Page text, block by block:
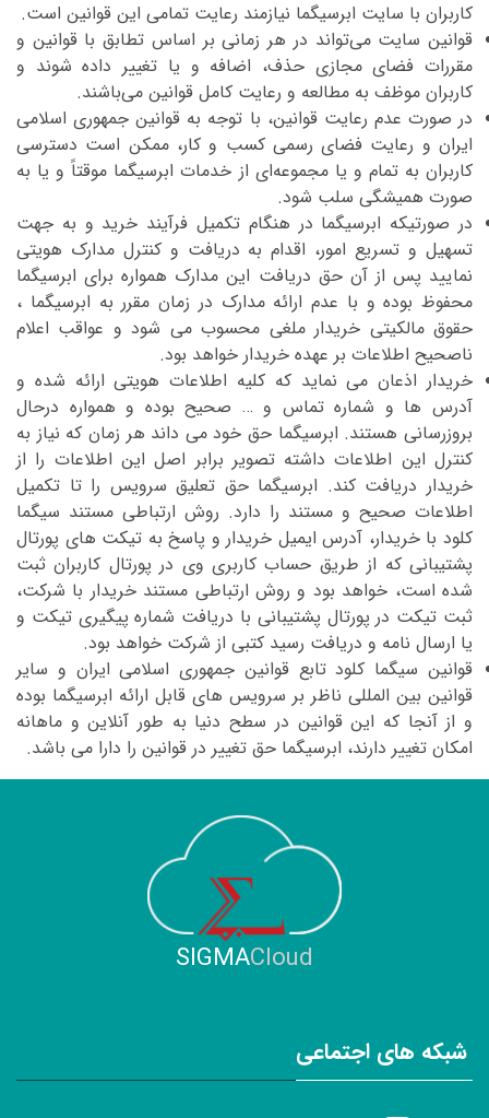
کاربران با سایت ابرسیگما نیازمند رعایت تمامی این قوانین است.
قوانین سایت می‌تواند در هر زمانی بر اساس تطابق با قوانین و
مقررات فضای مجازی حذف، اضافه و یا تغییر داده شوند و
کاربران موظف به مطالعه و رعایت کامل قوانین می‌باشند.
در صورت عدم رعایت قوانین، با توجه به قوانین جمهوری اسلامی
ایران و رعایت فضای رسمی کسب و کار، ممکن است دسترسی
کاربران به تمام و یا مجموعه‌ای از خدمات ابرسیگما موقتاً و یا به
صورت همیشگی سلب شود.
در صورتیکه ابرسیگما در هنگام تکمیل ‫فرآیند خرید و به جهت
تسهیل و تسریع امور، اقدام به دریافت و کنترل مدارک هویتی
نمایید پس از ‫آن حق دریافت این مدارک همواره برای ابرسیگما
محفوظ بوده و با عدم ارائه مدارک در زمان مقرر ‫به ابرسیگما ،
حقوق مالکیتی خریدار ملغی محسوب می شود و عواقب اعلام
ناصحیح اطلاعات بر عهده خریدار خواهد بود.‬‬‬
خریدار اذعان می نماید که کلیه اطلاعات هویتی ارائه شده و
آدرس ها و شماره تماس و … صحیح بوده و همواره درحال
بروزرسانی هستند. ابرسیگما حق خود می داند هر زمان که نیاز به
کنترل این اطلاعات داشته تصویر برابر اصل این اطلاعات را از
خریدار دریافت کند. ابرسیگما حق تعلیق سرویس را تا تکمیل
اطلاعات صحیح و مستند را دارد. روش ارتباطی مستند سیگما
کلود با خریدار، آدرس ایمیل خریدار و پاسخ به تیکت های پورتال
‫پشتیبانی که از طریق حساب کاربری وی در پورتال کاربران ثبت
شده است، خواهد بود و روش ارتباطی مستند خریدار با شرکت،
ثبت تیکت در پورتال پشتیبانی با دریافت شماره ‫پیگیری تیکت و
یا ارسال نامه و دریافت رسید کتبی از شرکت خواهد بود.‬‬
قوانین سیگما کلود تابع قوانین جمهوری اسلامی ایران و سایر
قوانین بین المللی ناظر بر سرویس های قابل ارائه ابرسیگما بوده
و از آنجا که این قوانین در سطح دنیا به طور آنلاین و ماهانه
امکان تغییر دارند، ابرسیگما حق تغییر در قوانین را دارا می باشد.
SIGMACloud
شبکه های اجتماعی